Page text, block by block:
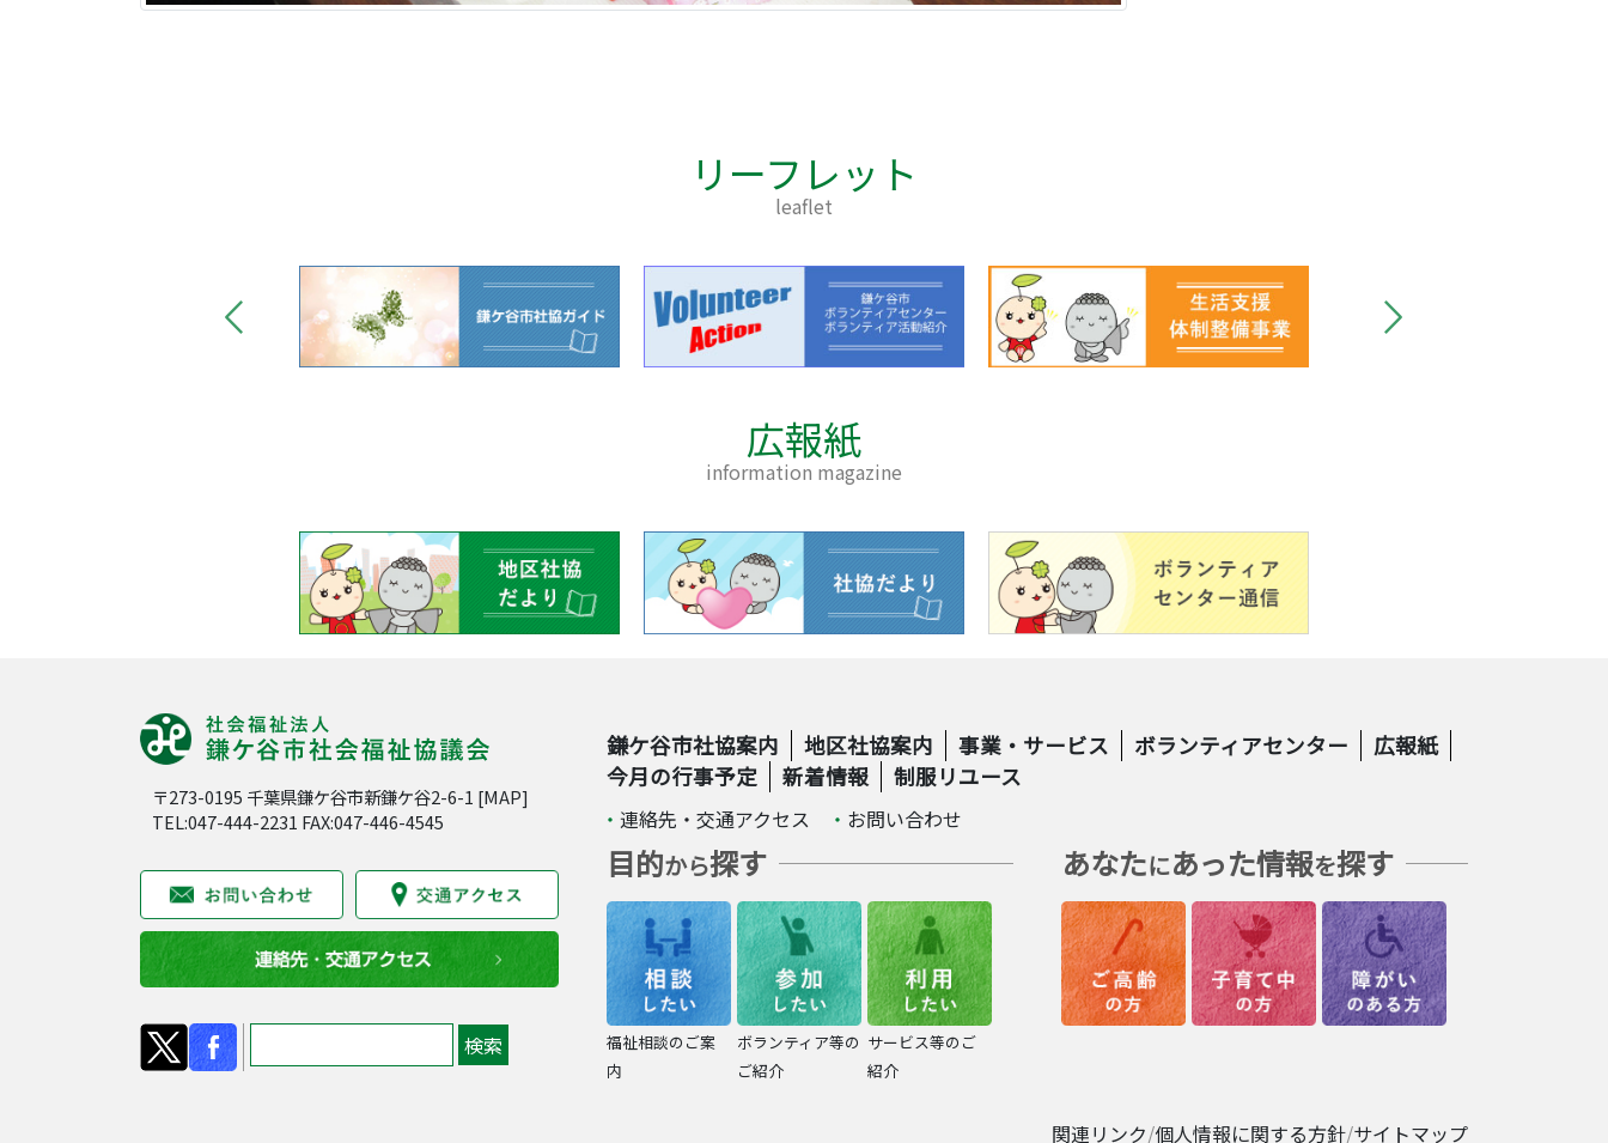
リーフレット
leaflet
広報紙
information magazine
〒273-0195 千葉県鎌ケ谷市新鎌ケ谷2-6-1 [MAP]
TEL:047-444-2231 FAX:047-446-4545
鎌ケ谷市社協案内 地区社協案内 事業・サービス ボランティアセンター
広報紙
今月の行事予定
新着情報 制服リユース
連絡先・交通アクセス お問い合わせ
目的から探す
福祉相談のご案
内
ボランティア等の
ご紹介
サービス等のご
紹介
あなたにあった情報を探す
関連リンク 個人情報に関する方針 サイトマップ